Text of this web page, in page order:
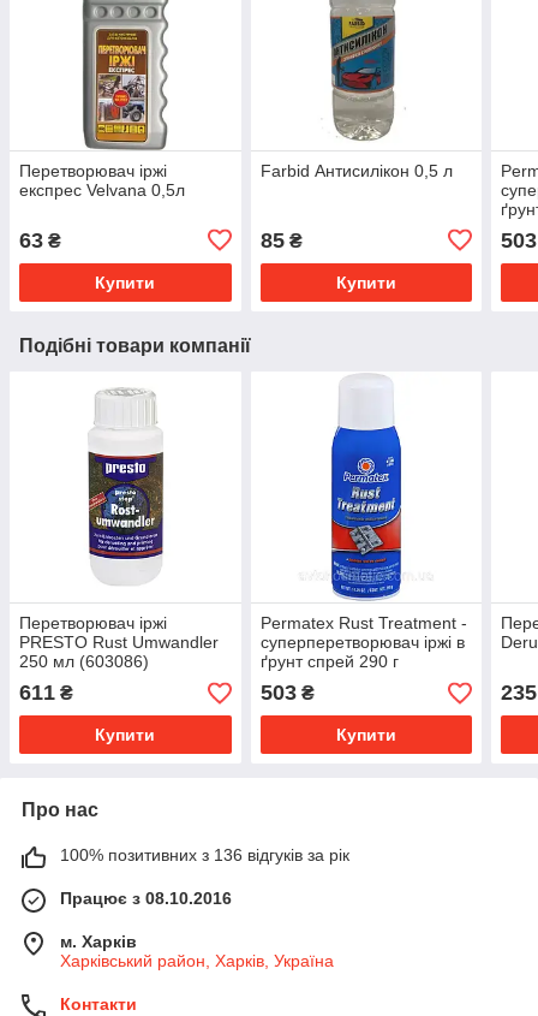
Перетворювач iржi
експрес Velvana 0,5л
63 ₴
Купити
Farbid Антисилікон 0,5 л
85₴
Купити
503
Подібні товари компанії
Перетворювач іржі
PRESTO Rust Umwandler
250 мл (603086)
611 ₴
Купити
Permatex Rust Treatment -
суперперетворювач іржі в
ґрунт спрей 290 г
503₴
Купити
235
Про нас
100% позитивних з 136 відгуків за рік
Працює з 08.10.2016
м. Харків
Харківський район, Харків, Україна
Контакти